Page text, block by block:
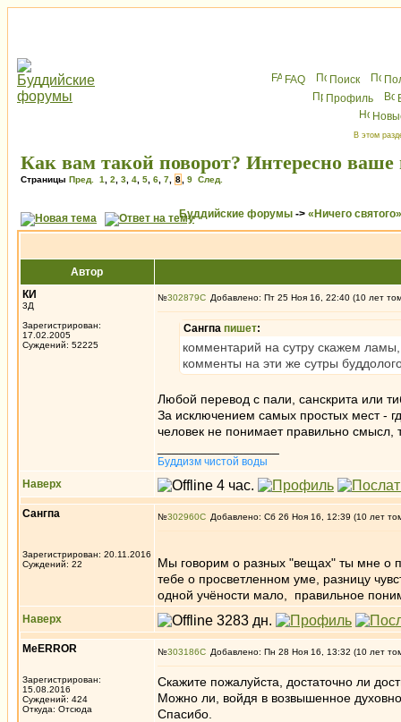
FAQ Поиск
Профиль
В этом
Как вам такой поворот? Интересно
Страницы Пред. 1 2 3 4 5 6 7 8 9 След.
Буддийские форумы -> «Ничего святого»
Автор
КИ
3Д
Зарегистрирован:
17.02.2005
Суждений: 52225
№302879 Добавлено: Пт 25 Ноя 16, 22:40 (10 лет
Caнгпа пишет:
комментарий на сутру скажем
комменты на эти же сутры
Любой перевод с пали, санскрита или
За исключением самых простых мест -
человек не понимает правильно смысл,
Буддизм чистой воды
Наверх
Caнгпа
Зарегистрирован: 20.11.2016
Суждений: 22
№302960 Добавлено: Сб 26 Ноя 16, 12:39 (10 лет
Мы говорим о разных "вещах" ты мне о
тебе о просветленном уме, разницу
одной учёности мало, правильное
Наверх
MeERROR
Зарегистрирован:
15.08.2016
Суждений: 424
Откуда: Отсюда
№303186 Добавлено: Пн 28 Ноя 16, 13:32 (10 лет
Скажите пожалуйста, достаточно ли
Можно ли, войдя в возвышенное
Спасибо.